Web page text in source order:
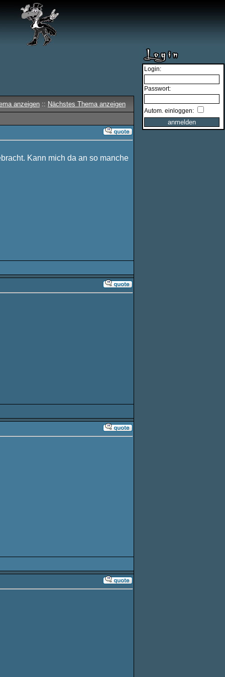
Login:
Passwort:
Autom. einloggen:
anzeigen :: Nächstes Thema anzeigen
Kann mich da an so manche